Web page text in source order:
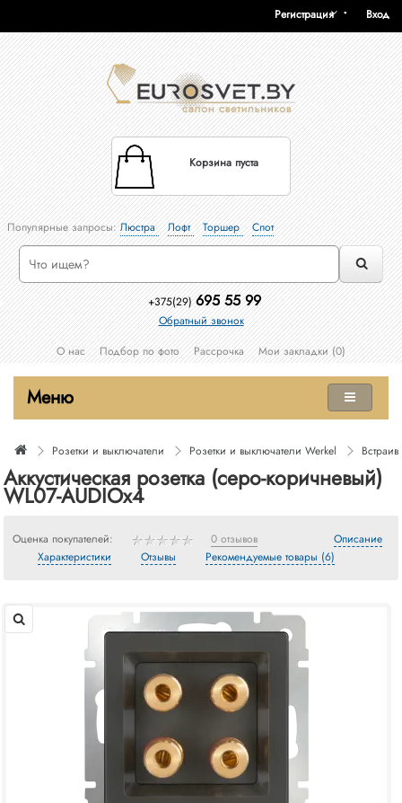
Вход
Регистрация
Корзина пуста
Популярные запросы:Люстра Лофт Торшер Спот
+375(29) 695 55 99
Обратный звонок
О нас
Подбор по фото Рассрочка Мои закладки (0)
Меню
Розетки и выключатели Розетки и выключатели Werkel
Аккустическая розетка (серо-коричневый)
WL07-AUDIOx4
Оценка покупателей: 0 отзывов
Описание
Характеристики
Отзывы Рекомендуемые товары (6)